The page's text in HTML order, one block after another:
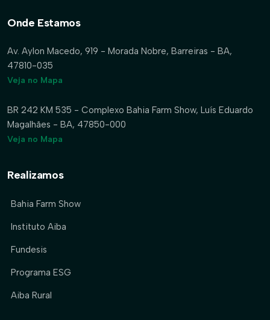
Onde Estamos
Av. Aylon Macedo, 919 - Morada Nobre, Barreiras - BA,
47810-035
Veja no Mapa
BR 242 KM 535 - Complexo Bahia Farm Show, Luís Eduardo
Magalhães - BA, 47850-000
Veja no Mapa
Realizamos
Bahia Farm Show
Instituto Aiba
Fundesis
Programa ESG
Aiba Rural